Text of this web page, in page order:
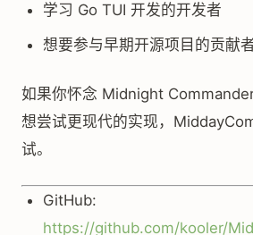
学习 Go TUI 开发的开发者
想要参与早期开源项目的贡献
如果你怀念 Midnight
想尝试更现代的实现，
试。
GitHub:
https://github.com/kooler/